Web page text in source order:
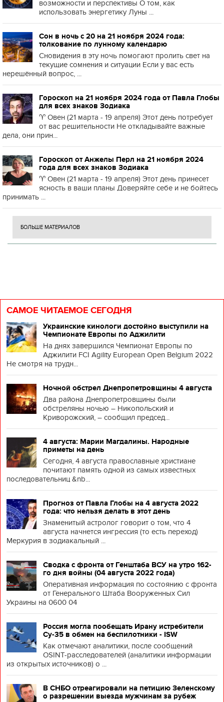
возможности и перспективы О том, как
использовать энергетику Луны ...
Сон в ночь с 20 на 21 ноября 2024 года:
толкование по лунному календарю
Сновидения в эту ночь помогают пролить свет на
текущие сомнения и ситуации Если у вас есть
нерешённый вопрос, ...
Гороскоп на 21 ноября 2024 года от Павла Глобы
для всех знаков Зодиака
♈️ Овен (21 марта - 19 апреля) Этот день потребует
от вас решительности Не откладывайте важные
дела, они прин...
Гороскоп от Анжелы Перл на 21 ноября 2024
года для всех знаков Зодиака
♈️ Овен (21 марта - 19 апреля) Этот день принесет
ясность в ваши планы Доверяйте себе и не бойтесь
принимать ...
БОЛЬШЕ МАТЕРИАЛОВ
САМОЕ ЧИТАЕМОЕ СЕГОДНЯ
Украинские кинологи достойно выступили на
Чемпионате Европы по Аджилити
На днях завершился Чемпионат Европы по
Аджилити FCI Agility European Open Belgium 2022
Не смотря на трудн...
Ночной обстрел Днепропетровщины 4 августа
Два района Днепропетровщины были
обстреляны ночью – Никопольский и
Криворожский, – сообщил председ...
4 августа: Марии Магдалины. Народные
приметы на день
Сегодня, 4 августа православные христиане
почитают память одной из самых известных
последовательниц &nb...
Прогноз от Павла Глобы на 4 августа 2022
года: что нельзя делать в этот день
Знаменитый астролог говорит о том, что 4
августа начнется ингрессия (то есть переход)
Меркурия в зодиакальный ...
Сводка с фронта от Генштаба ВСУ на утро 162-
го дня войны (04 августа 2022 года)
Оперативная информация по состоянию с фронта
от Генерального Штаба Вооруженных Сил
Украины на 0600 04
Россия могла пообещать Ирану истребители
Су-35 в обмен на беспилотники - ISW
Как отмечают аналитики, после сообщений
OSINT-расследователей (аналитики информации
из открытых источников) о ...
В СНБО отреагировали на петицию Зеленскому
о разрешении выезда мужчинам за рубеж